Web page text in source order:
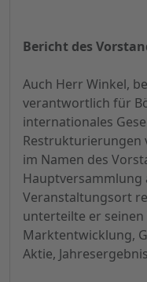
Bericht des
Auch Herr Winkel,
verantwortlich für
internationales
Restrukturierungen
im Namen des
Veranstaltungsort
unterteilte er
Marktentwicklung,
Aktie,